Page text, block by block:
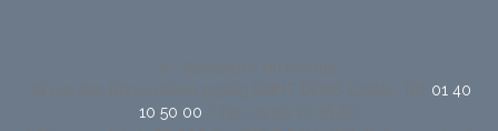
01 40
10 50 00